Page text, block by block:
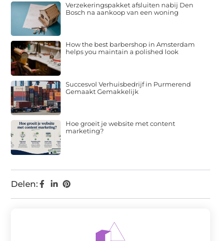
Delen:
Verzekeringspakket afsluiten nabij Den
Bosch na aankoop van een woning
How the best barbershop in Amsterdam
helps you maintain a polished look
Succesvol Verhuisbedrijf in Purmerend
Gemaakt Gemakkelijk
Hoe groeit je website met content
marketing?